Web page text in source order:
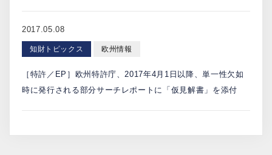
2017.05.08
知財トピックス 欧州情報
［特許／EP］欧州特許庁、2017年4月1日以降、単一性欠如
時に発行される部分サーチレポートに「仮見解書」を添付